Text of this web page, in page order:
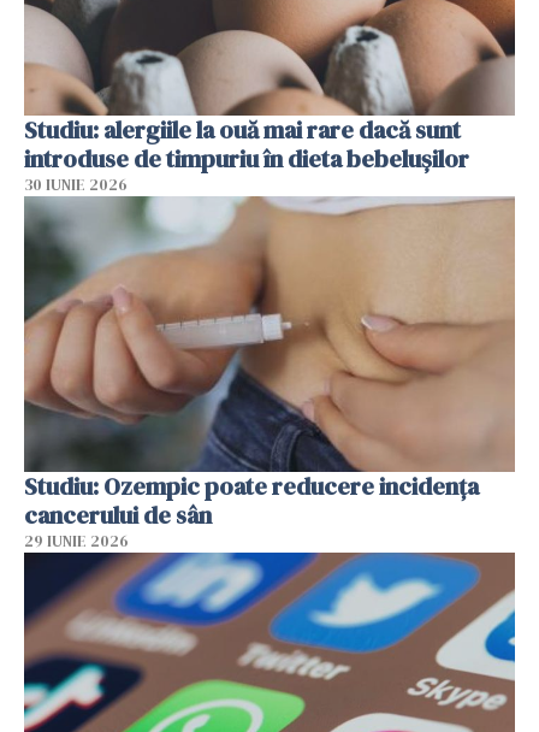
Studiu: alergiile la ouă mai rare dacă sunt
introduse de timpuriu în dieta bebelușilor
30 IUNIE 2026
Studiu: Ozempic poate reducere incidența
cancerului de sân
29 IUNIE 2026